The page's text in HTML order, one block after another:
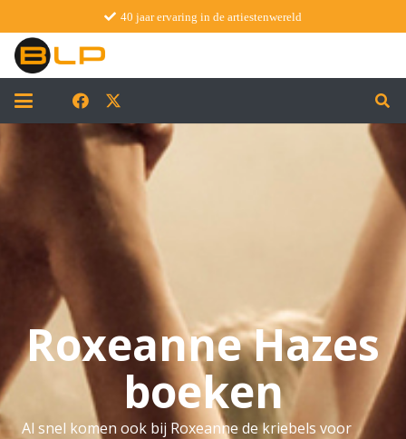
40 jaar ervaring in de artiestenwereld
Roxeanne Hazes
boeken
Al snel komen ook bij Roxeanne de kriebels voor